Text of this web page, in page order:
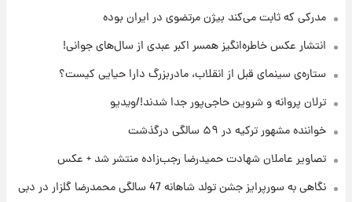
۲۲ ساعت پیش
فال روزانه واقعی دوشنبه ۱۹ مرداد ۱۴۰۵
۱ روز پیش
شد
مدرکی که ثابت می‌کند بیژن مرتضوی در ایران بوده
انتشار عکس خاطره‌انگیز همسر اکبر عبدی از سال‌های جوانی!
ستاره‌ی سینمای قبل از انقلاب، مادربزرگ دارا حیایی کیست؟
ترلان پروانه و شروین حاجی‌پور جدا شدند!/ویدیو
خواننده مشهور ترکیه در ۵۹ سالگی درگذشت
تصاویر عاملان شهادت حمیدرضا رجب‌زاده منتشر شد + عکس
نگاهی به سورپرایز جشن تولد شاهانه 47 سالگی محمدرضا گلزار در دبی